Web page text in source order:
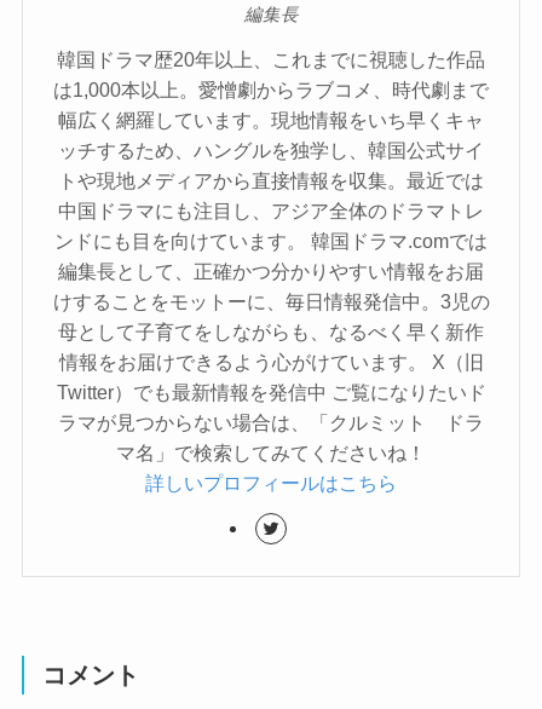
編集長
韓国ドラマ歴20年以上、これまでに視聴した作品
は1,000本以上。愛憎劇からラブコメ、時代劇まで
幅広く網羅しています。現地情報をいち早くキャ
ッチするため、ハングルを独学し、韓国公式サイ
トや現地メディアから直接情報を収集。最近では
中国ドラマにも注目し、アジア全体のドラマトレ
ンドにも目を向けています。 韓国ドラマ.comでは
編集長として、正確かつ分かりやすい情報をお届
けすることをモットーに、毎日情報発信中。3児の
母として子育てをしながらも、なるべく早く新作
情報をお届けできるよう心がけています。 X（旧
Twitter）でも最新情報を発信中 ご覧になりたいド
ラマが見つからない場合は、「クルミット ドラ
マ名」で検索してみてくださいね！
詳しいプロフィールはこちら
コメント